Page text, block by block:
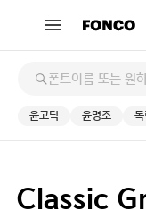
윤고딕 윤명조 독
Classic